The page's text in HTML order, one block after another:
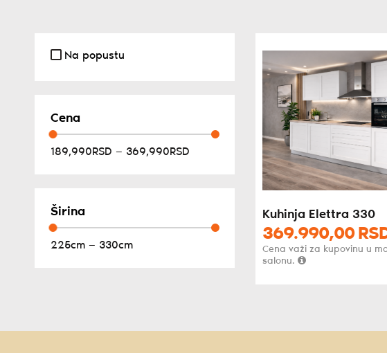
Na popustu
Cena
189,990RSD — 369,990RSD
Širina
225cm — 330cm
Kuhinja Elettra 330
369.990,00
Cena važi za kupovinu u
salonu.